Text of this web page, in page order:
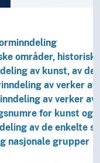
områder,
av kunst, av
av verker
av verker
for kunst og
av de enkelte
nasjonale grupper